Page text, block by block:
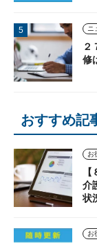
ニ
２
修
おすすめ記
介
状